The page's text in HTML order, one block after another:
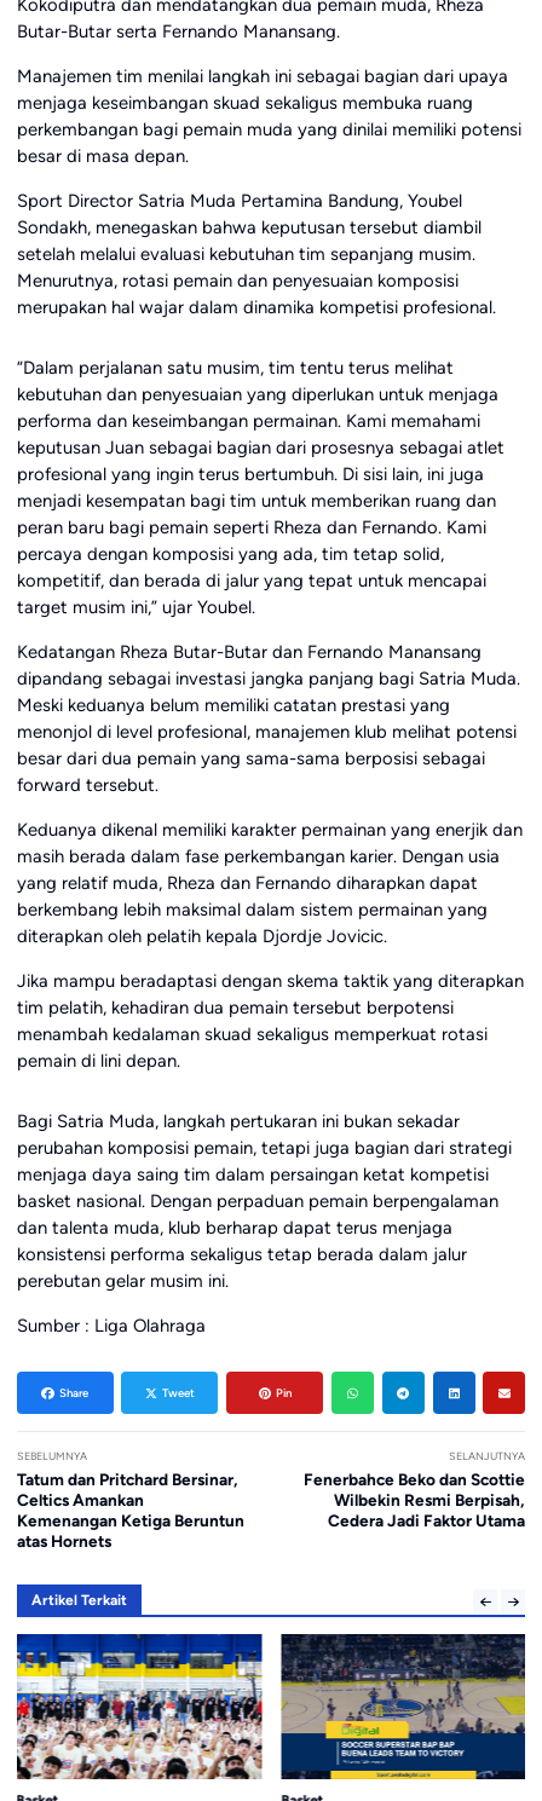
Kokodiputra dan mendatangkan dua pemain muda, Rheza
Butar-Butar serta Fernando Manansang.
Manajemen tim menilai langkah ini sebagai bagian dari upaya
menjaga keseimbangan skuad sekaligus membuka ruang
perkembangan bagi pemain muda yang dinilai memiliki potensi
besar di masa depan.
Sport Director Satria Muda Pertamina Bandung, Youbel
Sondakh, menegaskan bahwa keputusan tersebut diambil
setelah melalui evaluasi kebutuhan tim sepanjang musim.
Menurutnya, rotasi pemain dan penyesuaian komposisi
merupakan hal wajar dalam dinamika kompetisi profesional.
“Dalam perjalanan satu musim, tim tentu terus melihat
kebutuhan dan penyesuaian yang diperlukan untuk menjaga
performa dan keseimbangan permainan. Kami memahami
keputusan Juan sebagai bagian dari prosesnya sebagai atlet
profesional yang ingin terus bertumbuh. Di sisi lain, ini juga
menjadi kesempatan bagi tim untuk memberikan ruang dan
peran baru bagi pemain seperti Rheza dan Fernando. Kami
percaya dengan komposisi yang ada, tim tetap solid,
kompetitif, dan berada di jalur yang tepat untuk mencapai
target musim ini,” ujar Youbel.
Kedatangan Rheza Butar-Butar dan Fernando Manansang
dipandang sebagai investasi jangka panjang bagi Satria Muda.
Meski keduanya belum memiliki catatan prestasi yang
menonjol di level profesional, manajemen klub melihat potensi
besar dari dua pemain yang sama-sama berposisi sebagai
forward tersebut.
Keduanya dikenal memiliki karakter permainan yang enerjik dan
masih berada dalam fase perkembangan karier. Dengan usia
yang relatif muda, Rheza dan Fernando diharapkan dapat
berkembang lebih maksimal dalam sistem permainan yang
diterapkan oleh pelatih kepala Djordje Jovicic.
Jika mampu beradaptasi dengan skema taktik yang diterapkan
tim pelatih, kehadiran dua pemain tersebut berpotensi
menambah kedalaman skuad sekaligus memperkuat rotasi
pemain di lini depan.
Bagi Satria Muda, langkah pertukaran ini bukan sekadar
perubahan komposisi pemain, tetapi juga bagian dari strategi
menjaga daya saing tim dalam persaingan ketat kompetisi
basket nasional. Dengan perpaduan pemain berpengalaman
dan talenta muda, klub berharap dapat terus menjaga
konsistensi performa sekaligus tetap berada dalam jalur
perebutan gelar musim ini.
Sumber : Liga Olahraga
Share Tweet Pin
SEBELUMNYA
Tatum dan Pritchard Bersinar,
Celtics Amankan
Kemenangan Ketiga Beruntun
atas Hornets
SELANJUTNYA
Fenerbahce Beko dan Scottie
Wilbekin Resmi Berpisah,
Cedera Jadi Faktor Utama
Artikel Terkait